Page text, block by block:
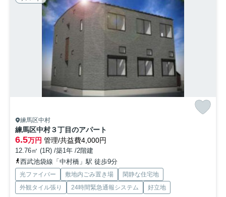
練馬区中村
練馬区中村３丁目のアパート
6.5万円 管理/共益費4,000円
12.76㎡ (1R) /築1年 /2階建
西武池袋線「中村橋」駅 徒歩9分
光ファイバー 敷地内ごみ置き場
閑静な住宅地
外観タイル張り
24時間緊急通報システム 好立地